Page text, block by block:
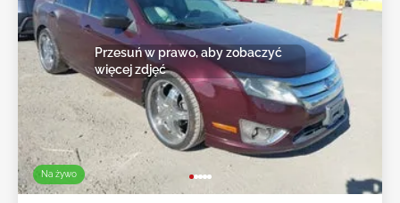
Na żywo
Przesuń w prawo, aby zobaczyć
więcej zdjęć